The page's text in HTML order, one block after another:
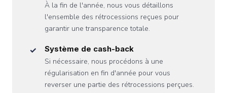
À la fin de l'année, nous vous détaillons
l'ensemble des rétrocessions reçues pour
garantir une transparence totale.
Système de cash-back
Si nécessaire, nous procédons à une
régularisation en fin d'année pour vous
reverser une partie des rétrocessions perçues.